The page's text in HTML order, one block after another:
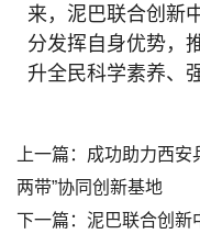
来，泥巴联合创新
分发挥自身优势，
升全民科学素养、
上一篇： 成功助力西安
两带”协同创新基地
下一篇： 泥巴联合创新